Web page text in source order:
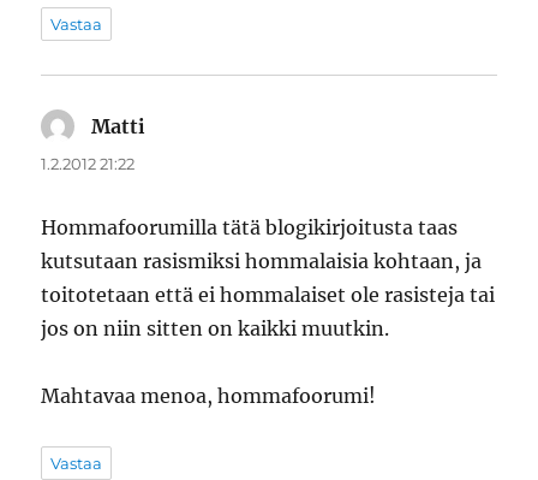
Vastaa
Matti
1.2.2012 21:22
Hommafoorumilla tätä blogikirjoitusta taas
kutsutaan rasismiksi hommalaisia kohtaan, ja
toitotetaan että ei hommalaiset ole rasisteja tai
jos on niin sitten on kaikki muutkin.
Mahtavaa menoa, hommafoorumi!
Vastaa